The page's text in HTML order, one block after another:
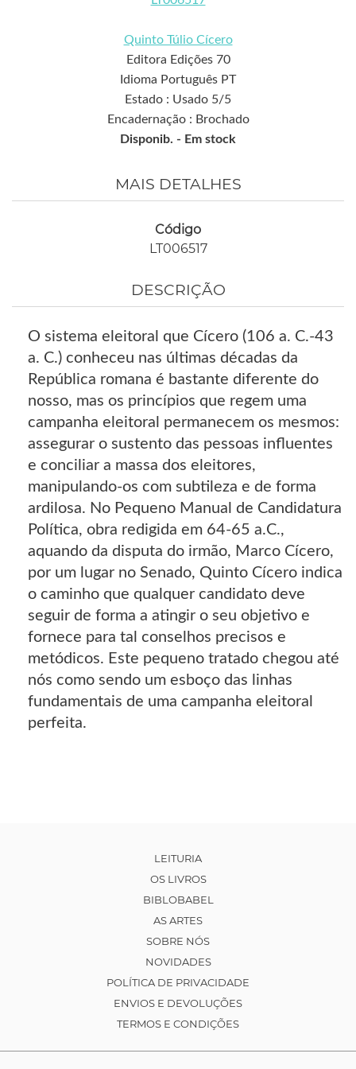
Quinto Túlio Cícero
Editora Edições 70
Idioma Português PT
Estado : Usado 5/5
Encadernação : Brochado
Disponib. - Em stock
MAIS DETALHES
Código
LT006517
DESCRIÇÃO
O sistema eleitoral que Cícero (106 a. C.-43
a. C.) conheceu nas últimas décadas da
República romana é bastante diferente do
nosso, mas os princípios que regem uma
campanha eleitoral permanecem os mesmos:
assegurar o sustento das pessoas influentes
e conciliar a massa dos eleitores,
manipulando-os com subtileza e de forma
ardilosa. No Pequeno Manual de Candidatura
Política, obra redigida em 64-65 a.C.,
aquando da disputa do irmão, Marco Cícero,
por um lugar no Senado, Quinto Cícero indica
o caminho que qualquer candidato deve
seguir de forma a atingir o seu objetivo e
fornece para tal conselhos precisos e
metódicos. Este pequeno tratado chegou até
nós como sendo um esboço das linhas
fundamentais de uma campanha eleitoral
perfeita.
LEITURIA
OS LIVROS
BIBLOBABEL
AS ARTES
SOBRE NÓS
NOVIDADES
POLÍTICA DE PRIVACIDADE
ENVIOS E DEVOLUÇÕES
TERMOS E CONDIÇÕES